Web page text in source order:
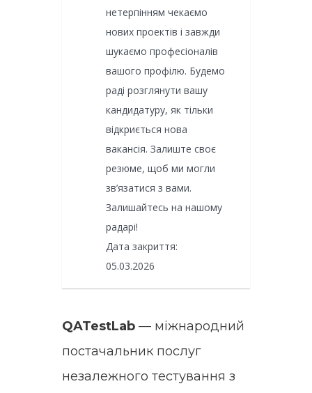
нетерпінням чекаємо
нових проектів і завжди
шукаємо професіоналів
вашого профілю. Будемо
раді розглянути вашу
кандидатуру, як тільки
відкриється нова
вакансія. Залиште своє
резюме, щоб ми могли
зв’язатися з вами.
Залишайтесь на нашому
радарі!
Дата закриття:
05.03.2026
QATestLab — міжнародний
постачальник послуг
незалежного тестування з